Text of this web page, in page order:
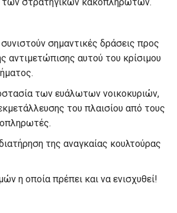
σημαντικές δράσεις προς
αντιμετώπισης αυτού του κρίσιμου
των ευάλωτων νοικοκυριών,
του πλαισίου από τους
της αναγκαίας κουλτούρας
η οποία πρέπει και να ενισχυθεί!